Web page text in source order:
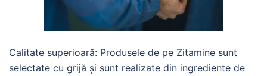
Calitate superioară: Produsele de pe Zitamine sunt
selectate cu grijă și sunt realizate din ingrediente de